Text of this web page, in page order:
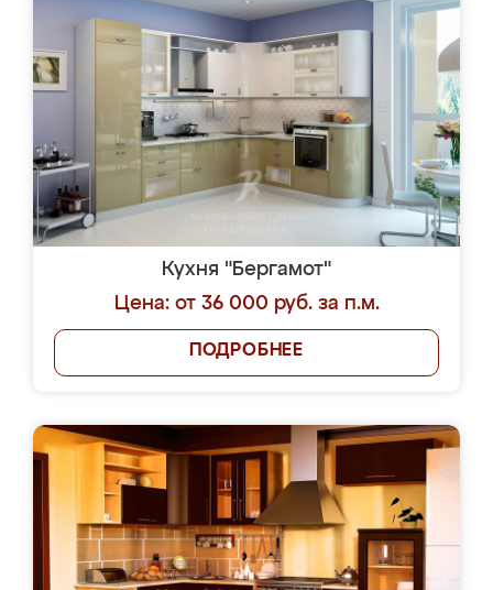
Кухня "Бергамот"
Цена: от 36 000 руб. за п.м.
ПОДРОБНЕЕ